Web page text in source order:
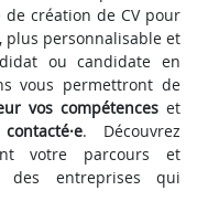
création de CV pour
personnalisable et
ou candidate en
vous permettront de
vos compétences et
. Découvrez
votre parcours et
des entreprises qui